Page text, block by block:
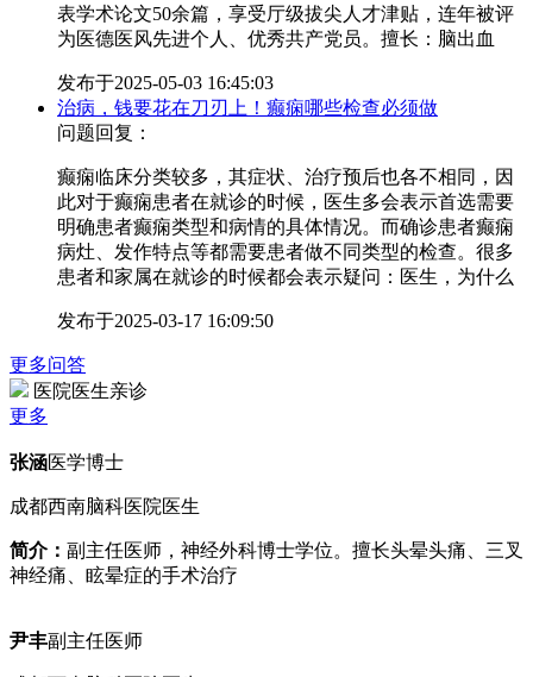
表学术论文50余篇，享受厅级拔尖人才津贴，连年被评
为医德医风先进个人、优秀共产党员。擅长：脑出血
发布于2025-05-03 16:45:03
治病，钱要花在刀刃上！癫痫哪些检查必须做
问题回复：
癫痫临床分类较多，其症状、治疗预后也各不相同，因
此对于癫痫患者在就诊的时候，医生多会表示首选需要
明确患者癫痫类型和病情的具体情况。而确诊患者癫痫
病灶、发作特点等都需要患者做不同类型的检查。很多
患者和家属在就诊的时候都会表示疑问：医生，为什么
发布于2025-03-17 16:09:50
更多问答
医院医生亲诊
更多
张涵医学博士
成都西南脑科医院医生
简介： 副主任医师，神经外科博士学位。擅长头晕头痛、三叉
神经痛、眩晕症的手术治疗
尹丰副主任医师